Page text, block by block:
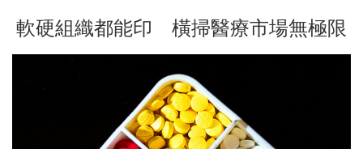
軟硬組織都能印 橫掃醫療市場無極限